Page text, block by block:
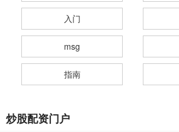
入门
msg
指南
炒股配资门户